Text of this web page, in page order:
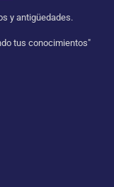
y antigüedades.
tus conocimientos"